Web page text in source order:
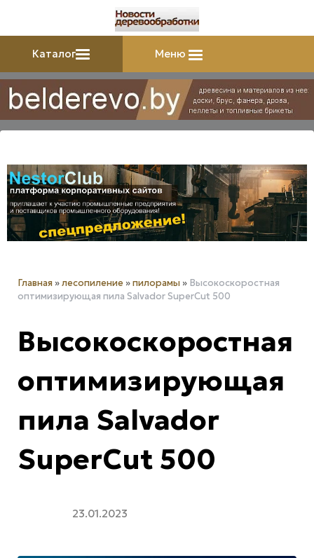
Каталог Меню
Главная »лесопиление »пилорамы » Высокоскоростная
оптимизирующая пила Salvador SuperCut 500
Высокоскоростная
оптимизирующая
пила Salvador
SuperCut 500
23.01.2023